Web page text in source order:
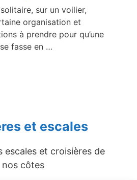
sur un voilier,
organisation et
à prendre pour qu’une
fasse en …
et escales
escales et croisières de
nos côtes